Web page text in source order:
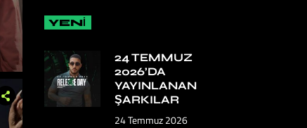
YENİ
24 TEMMUZ
2026’DA
YAYINLANAN
ŞARKILAR
24 Temmuz 2026